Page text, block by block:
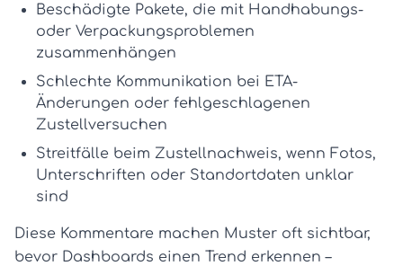
Beschädigte Pakete, die mit Handhabungs-
oder Verpackungsproblemen
zusammenhängen
Schlechte Kommunikation bei ETA-
Änderungen oder fehlgeschlagenen
Zustellversuchen
Streitfälle beim Zustellnachweis, wenn Fotos,
Unterschriften oder Standortdaten unklar
sind
Diese Kommentare machen Muster oft sichtbar,
bevor Dashboards einen Trend erkennen –